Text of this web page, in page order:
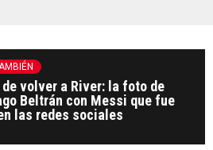
volver a River: la foto de
Beltrán con Messi que fue
las redes sociales